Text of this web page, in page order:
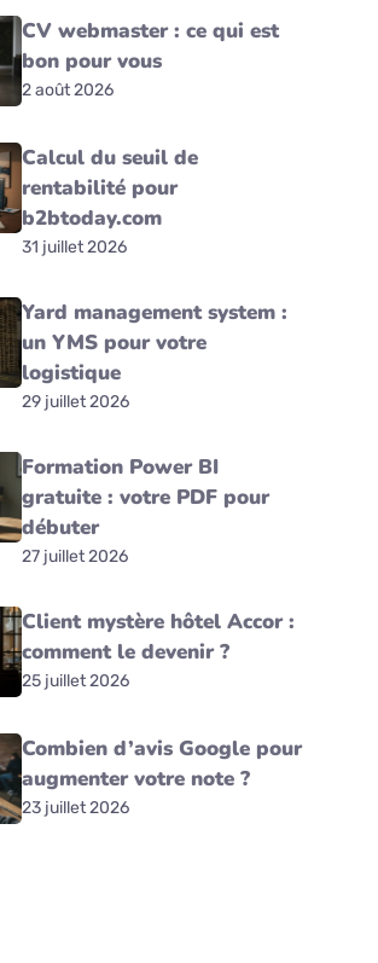
CV webmaster : ce qui est
bon pour vous
2 août 2026
Calcul du seuil de
rentabilité pour
b2btoday.com
31 juillet 2026
Yard management system :
un YMS pour votre
logistique
29 juillet 2026
Formation Power BI
gratuite : votre PDF pour
débuter
27 juillet 2026
Client mystère hôtel Accor :
comment le devenir ?
25 juillet 2026
Combien d’avis Google pour
augmenter votre note ?
23 juillet 2026